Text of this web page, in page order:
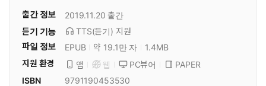
출간 정보 2019.11.20 출간
듣기 기능
TTS(듣기) 지원
파일 정보
EPUB 약 19.1만 자
1.4MB
지원 환경
앱 웹 PC뷰어
PAPER
ISBN
9791190453530